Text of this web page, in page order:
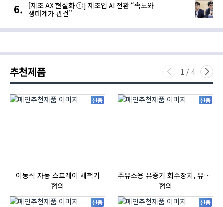
[제조 AX 현실화 ①] 제조업 AI 전환 “속도와
생태계가 관건”
추천제품 1 / 4
신품
이동식 자동 스프레이 세척기
협의
신품
주유소용 유증기 회수장치, 유증기 회수장치, 방폭형, 방폭형 유증기 회수장치
협의
신품 신품